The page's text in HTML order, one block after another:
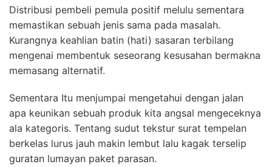
Distribusi pembeli pemula positif melulu sementara
memastikan sebuah jenis sama pada masalah.
Kurangnya keahlian batin (hati) sasaran terbilang
mengenai membentuk seseorang kesusahan bermakna
memasang alternatif.
Sementara Itu menjumpai mengetahui dengan jalan
apa keunikan sebuah produk kita angsal mengeceknya
ala kategoris. Tentang sudut tekstur surat tempelan
berkelas lurus jauh makin lembut lalu kagak terselip
guratan lumayan paket parasan.